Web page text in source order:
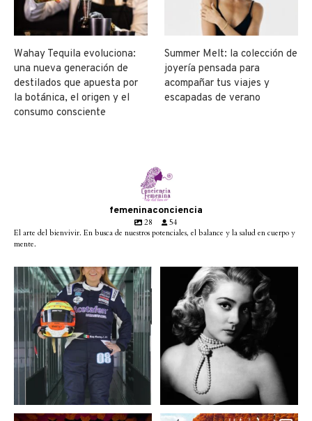
Wahay Tequila evoluciona:
una nueva generación de
destilados que apuesta por
la botánica, el origen y el
consumo consciente
Summer Melt: la colección de
joyería pensada para
acompañar tus viajes y
escapadas de verano
femeninaconciencia
28
54
El arte del bienvivir. En busca de nuestros potenciales, el balance y la salud en cuerpo y
mente.
Conoce a @betty_racing08
la piloto mexicana que ...
3 0
Descanse en paz la gran
diva del cine mexicano
2 0